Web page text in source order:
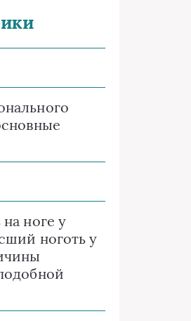
ноге у
ноготь у